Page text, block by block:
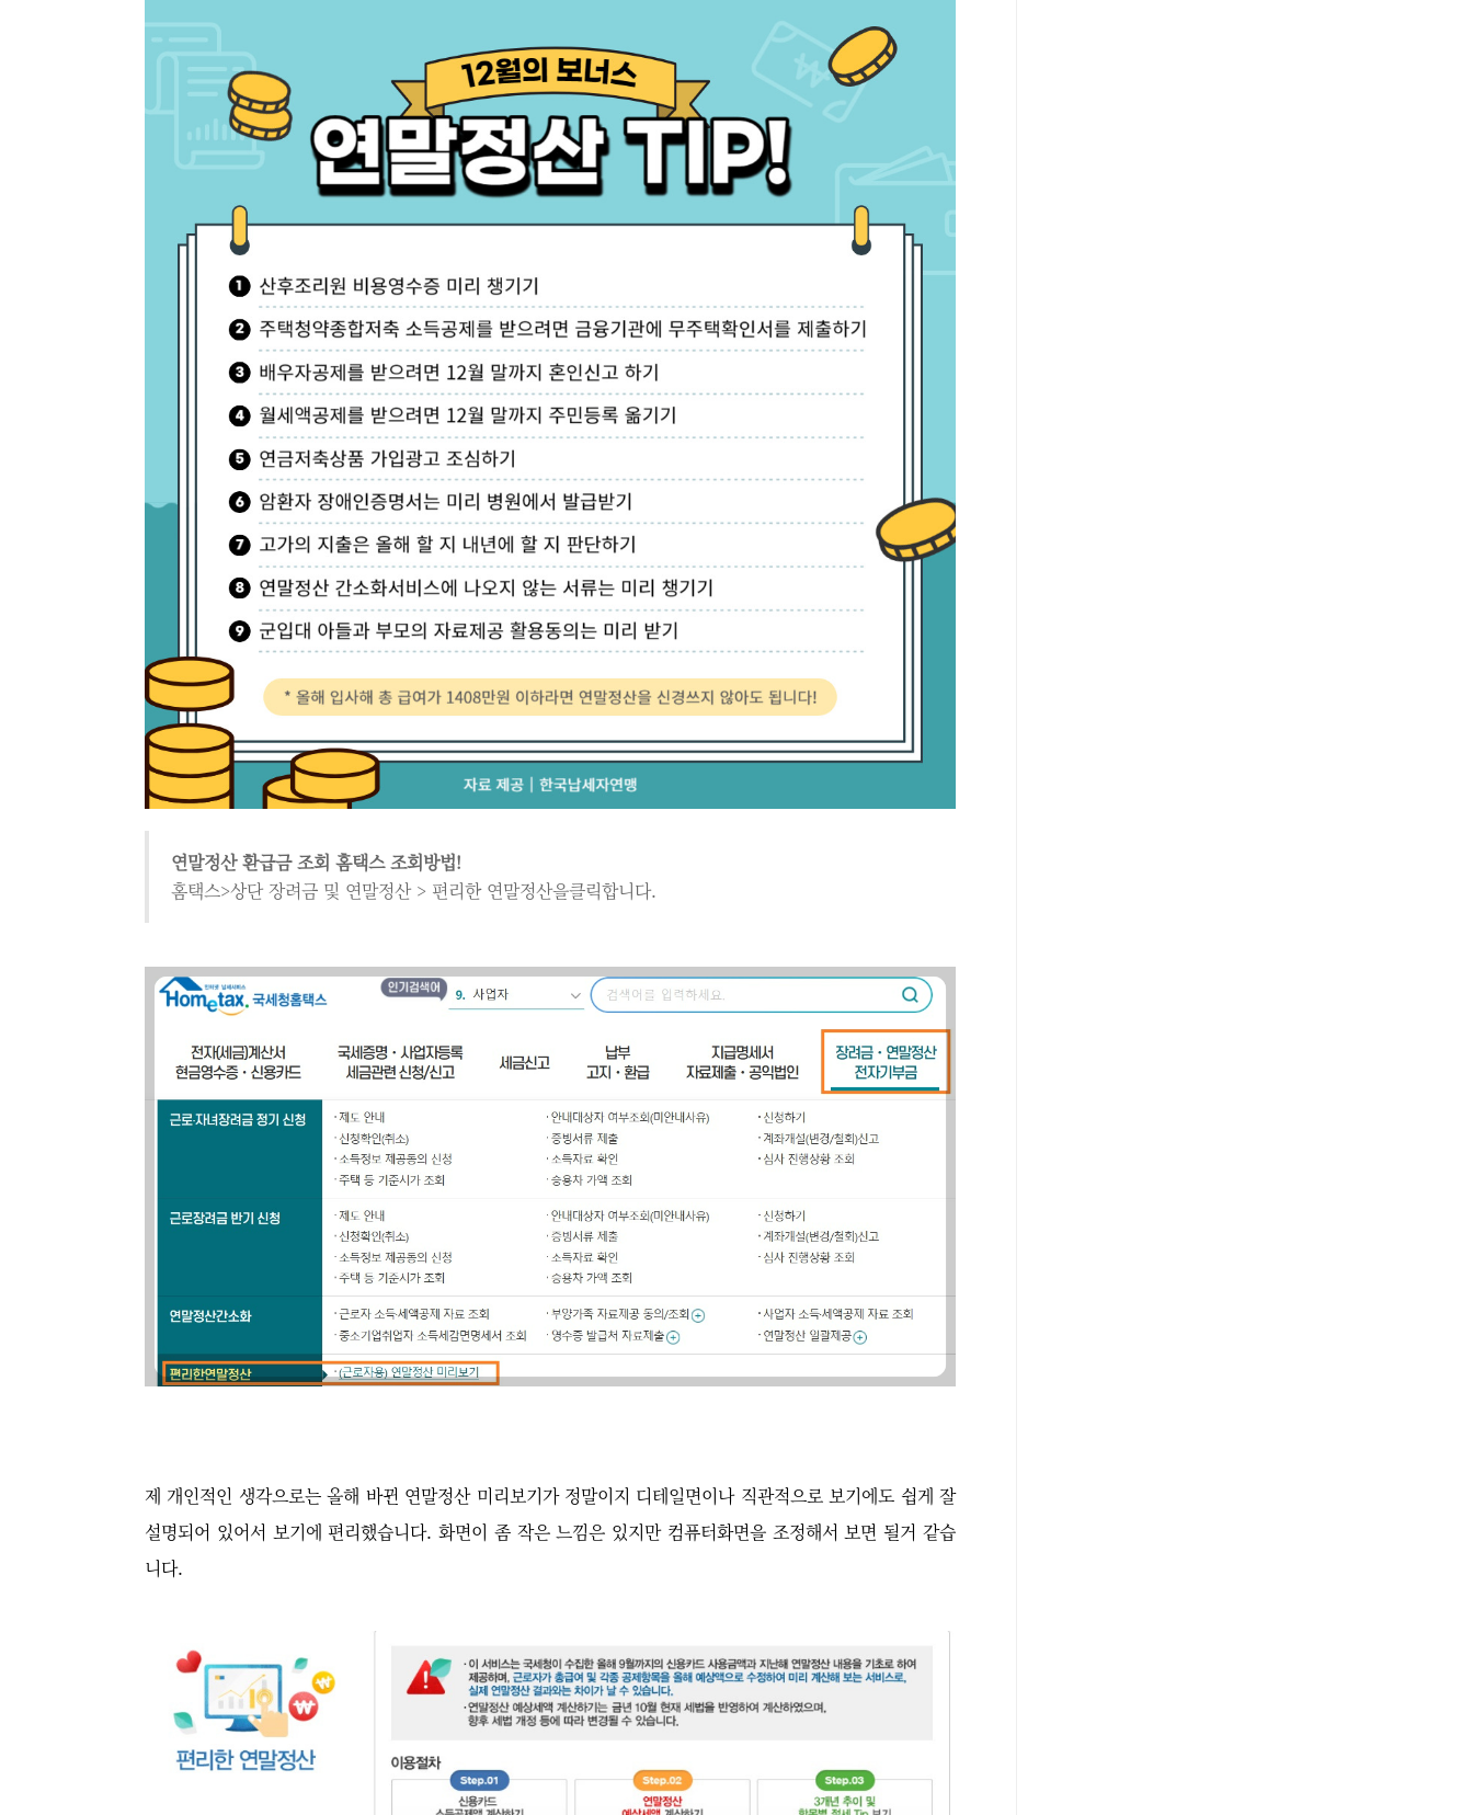
연말정산 환급금 조회 홈택스 조회방법!
홈택스>상단 장려금 및 연말정산 > 편리한 연말정산을클릭합니다.
제 개인적인 생각으로는 올해 바뀐 연말정산 미리보기가 정말이지 디테일면이나 직관적으로 보기에도 쉽게 잘
설명되어 있어서 보기에 편리했습니다. 화면이 좀 작은 느낌은 있지만 컴퓨터화면을 조정해서 보면 될거 같습
니다.